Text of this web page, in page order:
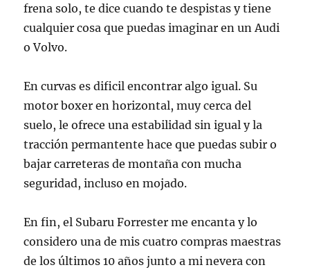
frena solo, te dice cuando te despistas y tiene
cualquier cosa que puedas imaginar en un Audi
o Volvo.
En curvas es dificil encontrar algo igual. Su
motor boxer en horizontal, muy cerca del
suelo, le ofrece una estabilidad sin igual y la
tracción permantente hace que puedas subir o
bajar carreteras de montaña con mucha
seguridad, incluso en mojado.
En fin, el Subaru Forrester me encanta y lo
considero una de mis cuatro compras maestras
de los últimos 10 años junto a mi nevera con